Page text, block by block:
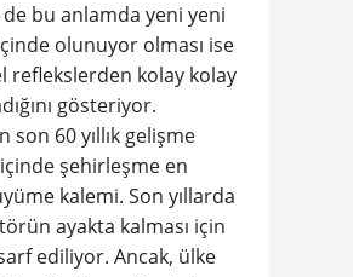
bu anlamda yeni yeni
olunuyor olması ise
reflekslerden kolay kolay
gösteriyor.
son 60 yıllık gelişme
şehirleşme en
kalemi. Son yıllarda
ayakta kalması için
ediliyor. Ancak, ülke